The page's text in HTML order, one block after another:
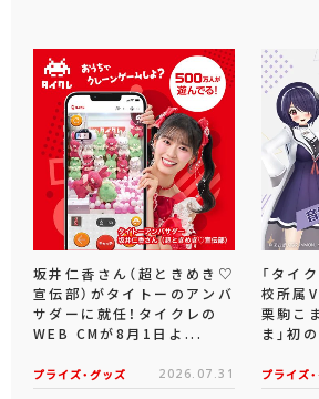
坂井仁香さん（超ときめき♡
宣伝部）がタイトーのアンバ
サダーに就任！タイクレの
WEB CMが8月1日よ...
プライズ・グッズ 2026.07.31
「タイ
校所属
栗駒こ
ま」初
プライズ